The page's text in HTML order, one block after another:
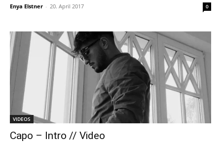
Enya Elstner - 20. April 2017 0
VIDEOS
Capo – Intro // Video